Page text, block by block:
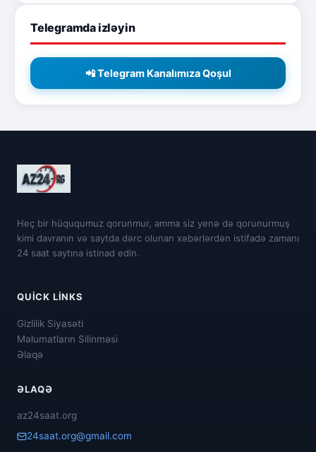
Telegramda izləyin
📲 Telegram Kanalımıza Qoşul
Heç bir hüququmuz qorunmur, amma siz yenə də qorunurmuş
kimi davranın və saytda dərc olunan xəbərlərdən istifadə zamanı
24 saat saytına istinad edin.
QUICK LINKS
Gizlilik Siyasəti
Məlumatların Silinməsi
Əlaqə
ƏLAQƏ
az24saat.org
24saat.org@gmail.com